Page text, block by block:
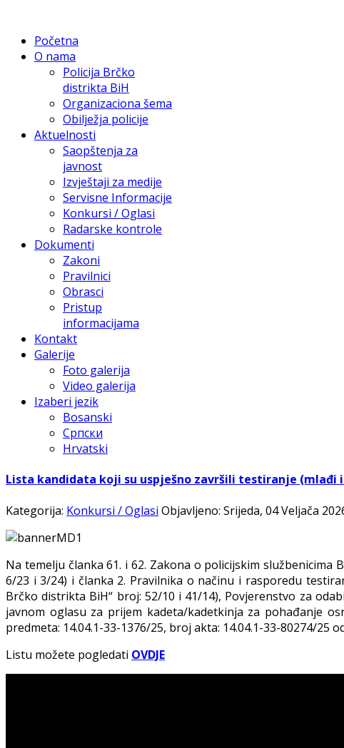
Početna
O nama
Policija Brčko
distrikta BiH
Organizaciona šema
Obilježja policije
Aktuelnosti
Saopštenja za
javnost
Izvještaji za medije
Servisne Informacije
Konkursi / Oglasi
Radarske kontrole
Dokumenti
Zakoni
Pravilnici
Obrasci
Pristup
informacijama
Kontakt
Galerije
Foto galerija
Video galerija
Izaberi jezik
Bosanski
Српски
Hrvatski
Lista kandidata koji su uspješno završili testiranje (mlađi
Kategorija: Konkursi / Oglasi Objavljeno: Srijeda, 04 Veljača
Na temelju članka 61. i 62. Zakona o policijskim
6/23 i 3/24) i članka 2. Pravilnika o načinu i rasporedu
Brčko distrikta BiH“ broj: 52/10 i 41/14), Povjerenstvo za
javnom oglasu za prijem kadeta/kadetkinja za pohađanje
predmeta: 14.04.1-33-1376/25, broj akta: 14.04.1-33-80274/25
Listu možete pogledati OVDJE